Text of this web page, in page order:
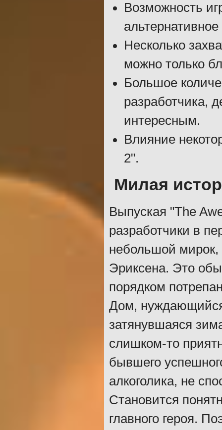
Возможность
альтернативное
Несколько
можно только
Большое
разработчика,
интересным.
Влияние
2".
Милая
Выпуская "The
разработчики в
небольшой мирок,
Эриксена. Это
порядком
Дом,
затянувшаяся
слишком-то
бывшего
алкоголика, не
Становится
главного героя.